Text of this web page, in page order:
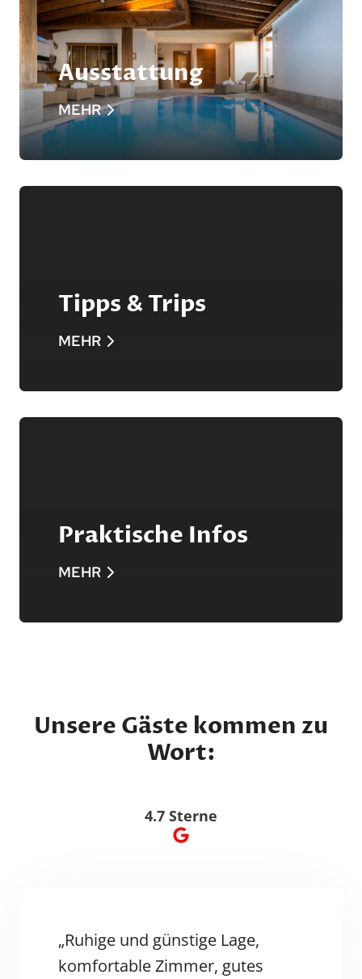
Ausstattung
MEHR
Tipps & Trips
MEHR
Praktische Infos
MEHR
Unsere Gäste kommen zu
Wort:
4.7 Sterne
„Ruhige und günstige Lage,
komfortable Zimmer, gutes